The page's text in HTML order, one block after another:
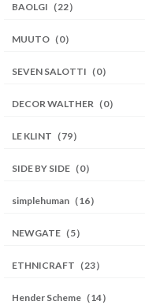
BAOLGI（22）
MUUTO（0）
SEVEN SALOTTI（0）
DECOR WALTHER（0）
LE KLINT（79）
SIDE BY SIDE（0）
simplehuman（16）
NEWGATE（5）
ETHNICRAFT（23）
Hender Scheme（14）